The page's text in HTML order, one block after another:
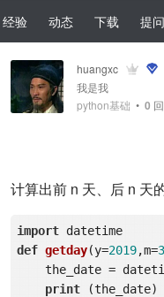
经验 动态 下载 提问
huangxc
我是我
python基础 • 0
计算出前 n 天、后 n 天
import
datetime
def getday(y=2019,m=3
print (the_date)